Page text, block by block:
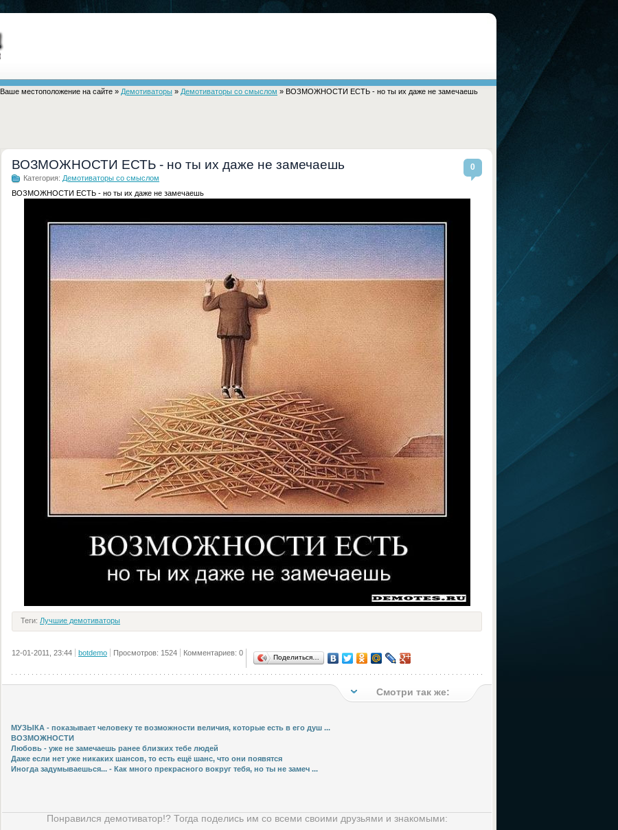
Ваше местоположение на сайте » Демотиваторы » Демотиваторы со смыслом » ВОЗМОЖНОСТИ ЕСТЬ - но ты их даже не замечаешь
0
ВОЗМОЖНОСТИ ЕСТЬ - но ты их даже не замечаешь
Категория: Демотиваторы со смыслом
ВОЗМОЖНОСТИ ЕСТЬ - но ты их даже не замечаешь
Теги: Лучшие демотиваторы
12-01-2011, 23:44 botdemo Просмотров: 1524 Комментариев: 0
Поделиться…
Смотри так же:
МУЗЫКА - показывает человеку те возможности величия, которые есть в его душ ...
ВОЗМОЖНОСТИ
Любовь - уже не замечаешь ранее близких тебе людей
Даже если нет уже никаких шансов, то есть ещё шанс, что они появятся
Иногда задумываешься... - Как много прекрасного вокруг тебя, но ты не замеч ...
Понравился демотиватор!? Тогда поделись им со всеми своими друзьями и знакомыми: